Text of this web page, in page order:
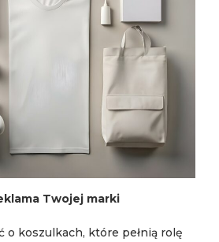
Twojej marki
o koszulkach, które pełnią rolę